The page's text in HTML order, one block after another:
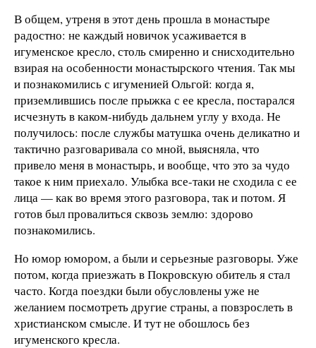
В общем, утреня в этот день прошла в монастыре
радостно: не каждый новичок усаживается в
игуменское кресло, столь смиренно и снисходительно
взирая на особенности монастырского чтения. Так мы
и познакомились с игуменией Ольгой: когда я,
приземлившись после прыжка с ее кресла, постарался
исчезнуть в каком-нибудь дальнем углу у входа. Не
получилось: после службы матушка очень деликатно и
тактично разговаривала со мной, выясняла, что
привело меня в монастырь, и вообще, что это за чудо
такое к ним приехало. Улыбка все-таки не сходила с ее
лица — как во время этого разговора, так и потом. Я
готов был провалиться сквозь землю: здорово
познакомились.
Но юмор юмором, а были и серьезные разговоры. Уже
потом, когда приезжать в Покровскую обитель я стал
часто. Когда поездки были обусловлены уже не
желанием посмотреть другие страны, а повзрослеть в
христианском смысле. И тут не обошлось без
игуменского кресла.